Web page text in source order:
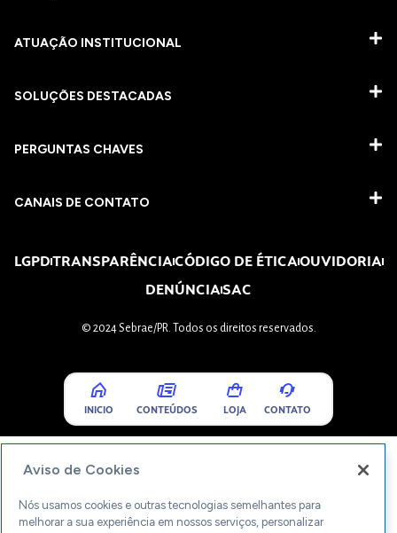
ATUAÇÃO INSTITUCIONAL
SOLUÇÕES DESTACADAS
PERGUNTAS CHAVES​
CANAIS DE CONTATO
LGPDTRANSPARÊNCIACÓDIGO DE ÉTICAOUVIDORIA
DENÚNCIASAC
© 2024 Sebrae/PR. Todos os direitos reservados.
INICIO CONTEÚDOS LOJA CONTATO
Aviso de Cookies
Nós usamos cookies e outras tecnologias semelhantes para
melhorar a sua experiência em nossos serviços, personalizar